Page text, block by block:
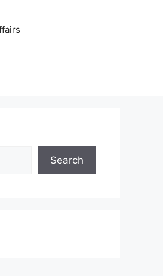
Search